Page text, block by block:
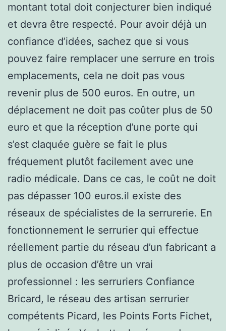
montant total doit conjecturer bien indiqué
et devra être respecté. Pour avoir déjà un
confiance d’idées, sachez que si vous
pouvez faire remplacer une serrure en trois
emplacements, cela ne doit pas vous
revenir plus de 500 euros. En outre, un
déplacement ne doit pas coûter plus de 50
euro et que la réception d’une porte qui
s’est claquée guère se fait le plus
fréquement plutôt facilement avec une
radio médicale. Dans ce cas, le coût ne doit
pas dépasser 100 euros.il existe des
réseaux de spécialistes de la serrurerie. En
fonctionnement le serrurier qui effectue
réellement partie du réseau d’un fabricant a
plus de occasion d’être un vrai
professionnel : les serruriers Confiance
Bricard, le réseau des artisan serrurier
compétents Picard, les Points Forts Fichet,